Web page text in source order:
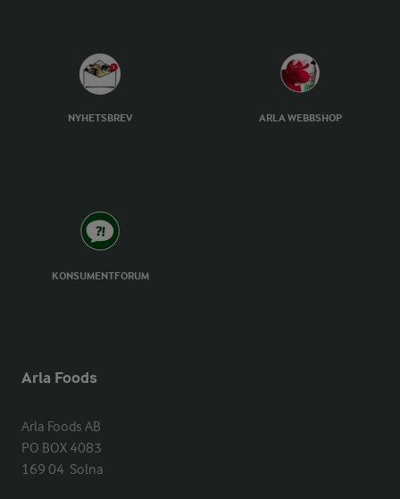
NYHETSBREV ARLA WEBBSHOP
KONSUMENTFORUM
Arla Foods
Arla Foods AB
PO BOX 4083
169 04  Solna